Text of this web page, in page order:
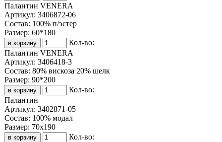
Палантин VENERA
Артикул: 3406872-06
Состав: 100% п/эстер
Размер: 60*180
Кол-во:
Палантин VENERA
Артикул: 3406418-3
Состав: 80% вискоза 20% шелк
Размер: 90*200
Кол-во:
Палантин
Артикул: 3402871-05
Состав: 100% модал
Размер: 70х190
Кол-во: